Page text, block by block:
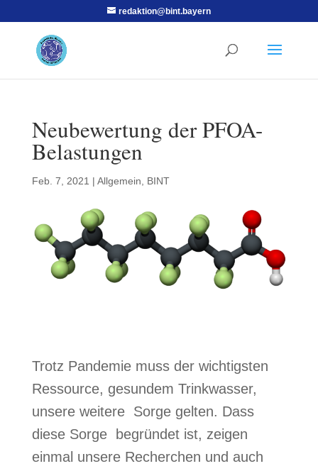
redaktion@bint.bayern
Neubewertung der PFOA-
Belastungen
Feb. 7, 2021 | Allgemein BINT
Trotz Pandemie muss der wichtigsten
Ressource, gesundem Trinkwasser,
unsere weitere Sorge gelten. Dass
diese Sorge begründet ist, zeigen
einmal unsere Recherchen und auch